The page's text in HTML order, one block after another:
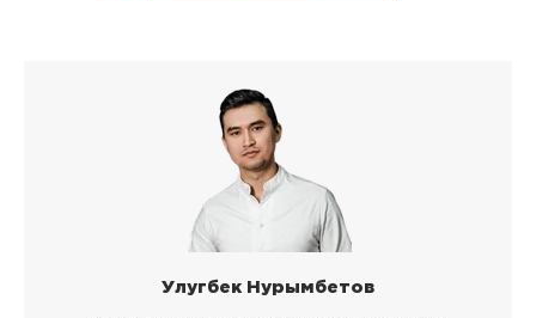
Улугбек Нурымбетов